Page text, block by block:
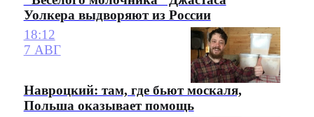
Уолкера выдворяют из России
18:12
7 АВГ
Навроцкий: там, где бьют москаля,
Польша оказывает помощь